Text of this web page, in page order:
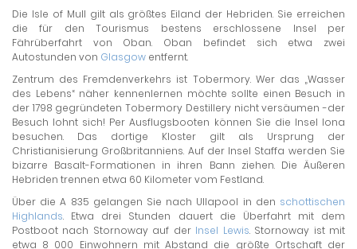
Die Isle of Mull gilt als größtes Eiland der Hebriden. Sie erreichen
die für den Tourismus bestens erschlossene Insel per
Fährüberfahrt von Oban. Oban befindet sich etwa zwei
Autostunden von Glasgow entfernt.
Zentrum des Fremdenverkehrs ist Tobermory. Wer das „Wasser
des Lebens“ näher kennenlernen möchte sollte einen Besuch in
der 1798 gegründeten Tobermory Destillery nicht versäumen -der
Besuch lohnt sich! Per Ausflugsbooten können Sie die Insel Iona
besuchen. Das dortige Kloster gilt als Ursprung der
Christianisierung Großbritanniens. Auf der Insel Staffa werden Sie
bizarre Basalt-Formationen in ihren Bann ziehen. Die Äußeren
Hebriden trennen etwa 60 Kilometer vom Festland.
Über die A 835 gelangen Sie nach Ullapool in den schottischen
Highlands. Etwa drei Stunden dauert die Überfahrt mit dem
Postboot nach Stornoway auf der Insel Lewis. Stornoway ist mit
etwa 8 000 Einwohnern mit Abstand die größte Ortschaft der